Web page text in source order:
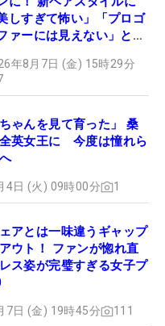
美しすぎて怖い」「プロゴ
ァーには見えない」とコ
年8月7日 (金) 15時29分
ちゃんを見て育った」 桑
英女王に 今度は憧れら
4日 (火) 09時00分 1
アとは一味違うギャップ
ウト！ ファンが惚れ直
ス姿が完璧すぎる女子プ
7日 (金) 19時45分 111